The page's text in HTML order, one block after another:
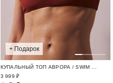
+ Подарок
КУПАЛЬНЫЙ ТОП АВРОРА / SWIM BASE
3 999 ₽